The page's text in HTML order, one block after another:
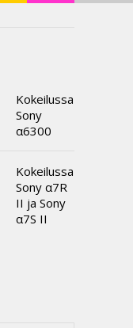
Kokeilussa
Sony
α6300
Kokeilussa
Sony α7R
II ja Sony
α7S II